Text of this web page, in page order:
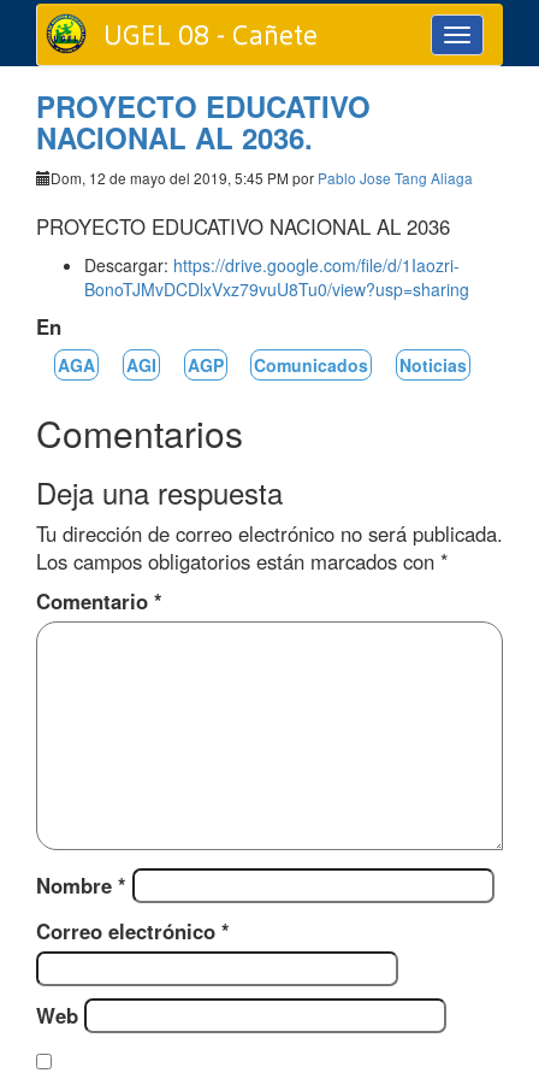
Toggle
navigation
UGEL 08 - Cañete
PROYECTO EDUCATIVO
NACIONAL AL 2036.
Dom, 12 de mayo del 2019, 5:45 PM por Pablo Jose Tang Aliaga
PROYECTO EDUCATIVO NACIONAL AL 2036
Descargar: https://drive.google.com/file/d/1Iaozri-
BonoTJMvDCDlxVxz79vuU8Tu0/view?usp=sharing
En
AGA AGI AGP Comunicados Noticias
Comentarios
Deja una respuesta
Tu dirección de correo electrónico no será publicada.
Los campos obligatorios están marcados con *
Comentario *
Nombre *
Correo electrónico *
Web